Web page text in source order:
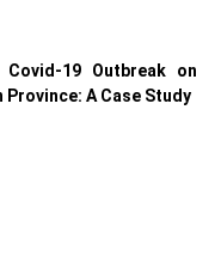
19 Outbreak on
A Case Study